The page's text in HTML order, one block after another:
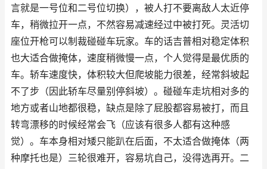
言就是一号位和二号位切换），被人打不要离敌人太近停
车，稍微拉开一点，不然容易减速经过中被打死。灵活切
座位开枪可以制裁碰碰车玩家。车的话吉普相对稳定体积
也大适合做掩体，速度稍微慢一点，个人觉得是最优质的
车。轿车速度快，体积较大但爬坡能力很差，经常斜坡起
不了步（因此轿车尽量别停斜坡）。碰碰车走坑相对多的
地方或者山地都很稳，缺点是除了屁股都容易被打，而且
转弯漂移的时候经常会飞（应该有很多人都有这种感
觉）。车本身相对矮只能趴在后面，不太适合做掩体（两
种摩托也是）三轮很难开，容易坑自己，没得选再开。二